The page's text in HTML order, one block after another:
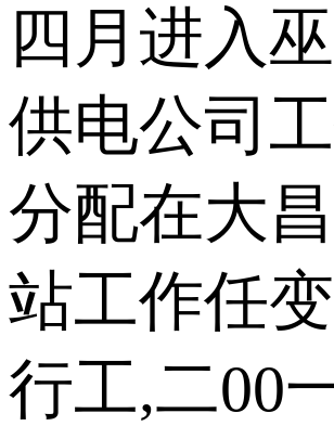
四月进入
供电公司
分配在大
站工作任
行工,二00